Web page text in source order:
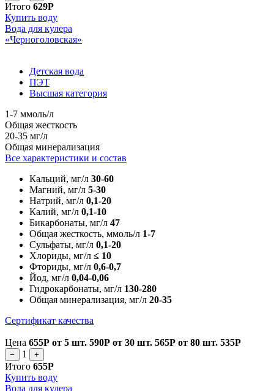
Итого 629Р
Купить воду
Вода для кулера
«Черноголовская»
Детская вода
ПЭТ
Высшая категория
1-7 ммоль/л
Общая жесткость
20-35 мг/л
Общая минерализация
Все характеристики и состав
Кальций, мг/л 30-60
Магний, мг/л 5-30
Натрий, мг/л 0,1-20
Калий, мг/л 0,1-10
Бикарбонаты, мг/л 47
Общая жесткость, ммоль/л 1-7
Сульфаты, мг/л 0,1-20
Хлориды, мг/л ≤ 10
Фториды, мг/л 0,6-0,7
Йод, мг/л 0,04-0,06
Гидрокарбонаты, мг/л 130-280
Общая минерализация, мг/л 20-35
Сертификат качества
Цена 655Р от 5 шт. 590Р от 30 шт. 565Р от 80 шт. 535Р
− 1 +
Итого 655Р
Купить воду
Вода для кулера